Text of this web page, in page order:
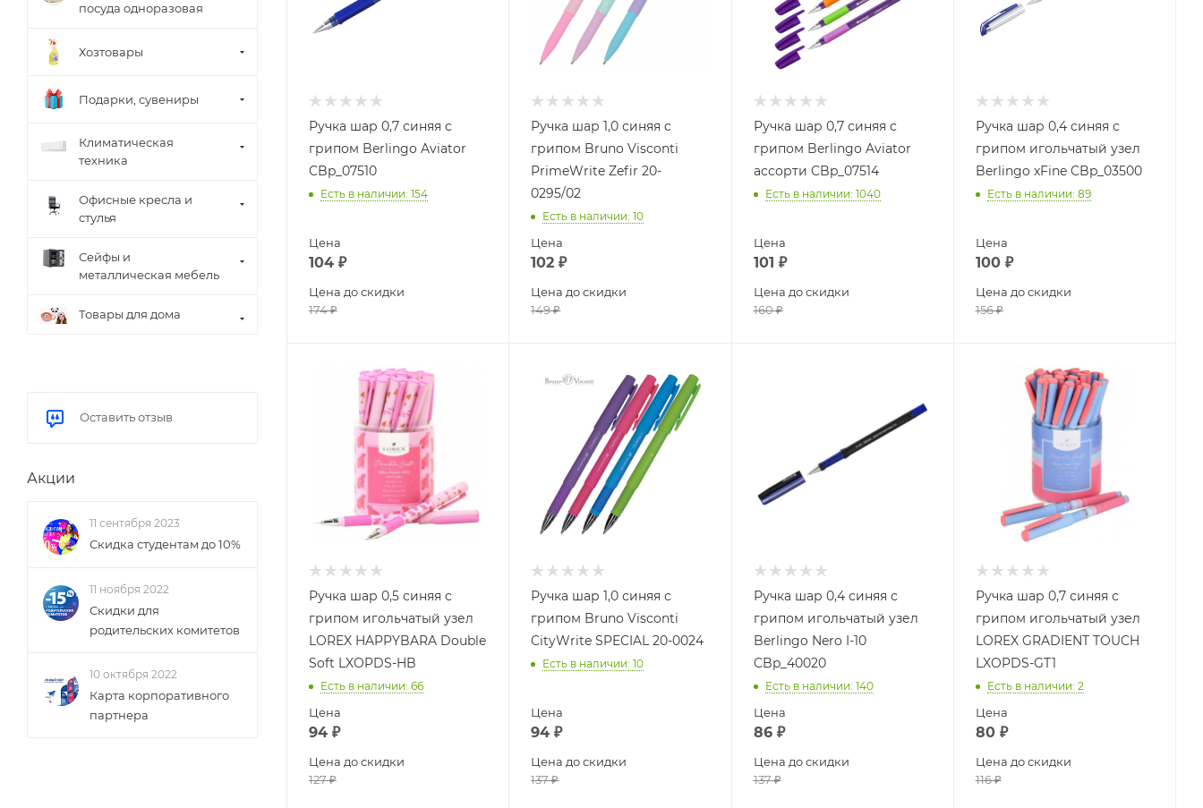
Ручка шар 0,7 синяя с
грипом Berlingo Aviator
CBp_07510
Есть в наличии: 154
Цена
104 ₽
Цена до скидки
174₽
Ручка шар 1,0 синяя с
грипом Bruno Visconti
PrimeWrite Zefir 20-
0295/02
Есть в наличии: 10
Цена
102 ₽
Цена до скидки
149₽
Ручка шар 0,7 синяя с
грипом Berlingo Aviator
ассорти CBp_07514
Есть в наличии: 1040
Цена
101 ₽
Цена до скидки
160₽
Ручка шар 0,4 синяя с
грипом игольчатый узел
Berlingo xFine CBp_03500
Есть в наличии: 89
Цена
100₽
Цена до скидки
156₽
Ручка шар 0,5 синяя с
грипом игольчатый узел
LOREX HAPPYBARA Double
Soft LXOPDS-HB
Есть в наличии: 66
Цена
94 ₽
Цена до скидки
127₽
Ручка шар 1,0 синяя с
грипом Bruno Visconti
CityWrite SPECIAL 20-0024
Есть в наличии: 10
Цена
94 ₽
Цена до скидки
137₽
Ручка шар 0,4 синяя с
грипом игольчатый узел
Berlingo Nero I-10
CBp_40020
Есть в наличии: 140
Цена
86₽
Цена до скидки
137₽
Ручка шар 0,7 синяя с
грипом игольчатый узел
LOREX GRADIENT TOUCH
LXOPDS-GT1
Есть в наличии: 2
Цена
80₽
Цена до скидки
116₽
посуда одноразовая
Хозтовары
Подарки, сувениры
Климатическая
техника
Офисные кресла и
стулья
Сейфы и
металлическая мебель
Товары для дома
Оставить отзыв
Акции
11 сентября 2023
Скидка студентам до 10%
11 ноября 2022
Скидки для
родительских комитетов
10 октября 2022
Карта корпоративного
партнера